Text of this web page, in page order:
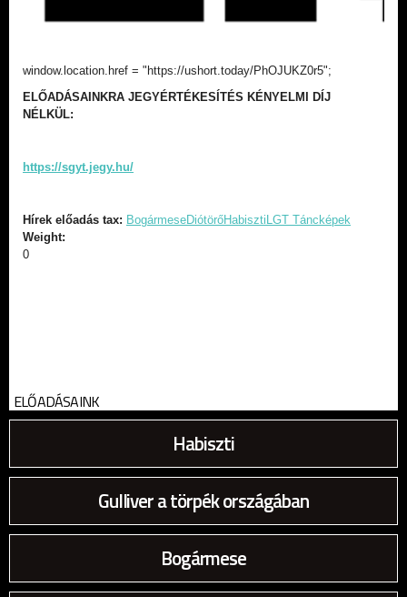
window.location.href = "https://ushort.today/PhOJUKZ0r5";
ELŐADÁSAINKRA JEGYÉRTÉKESÍTÉS KÉNYELMI DÍJ
NÉLKÜL:
https://sgyt.jegy.hu/
Hírek előadás tax: BogármeseDiótörőHabiszti LGT Táncképek
Weight:
0
ELŐADÁSAINK
Habiszti
Gulliver a törpék országában
Bogármese